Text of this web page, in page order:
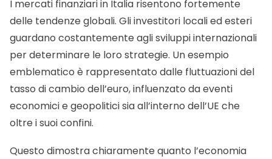
I mercati finanziari in Italia risentono fortemente
delle tendenze globali. Gli investitori locali ed esteri
guardano costantemente agli sviluppi internazionali
per determinare le loro strategie. Un esempio
emblematico è rappresentato dalle fluttuazioni del
tasso di cambio dell’euro, influenzato da eventi
economici e geopolitici sia all’interno dell’UE che
oltre i suoi confini.
Questo dimostra chiaramente quanto l’economia